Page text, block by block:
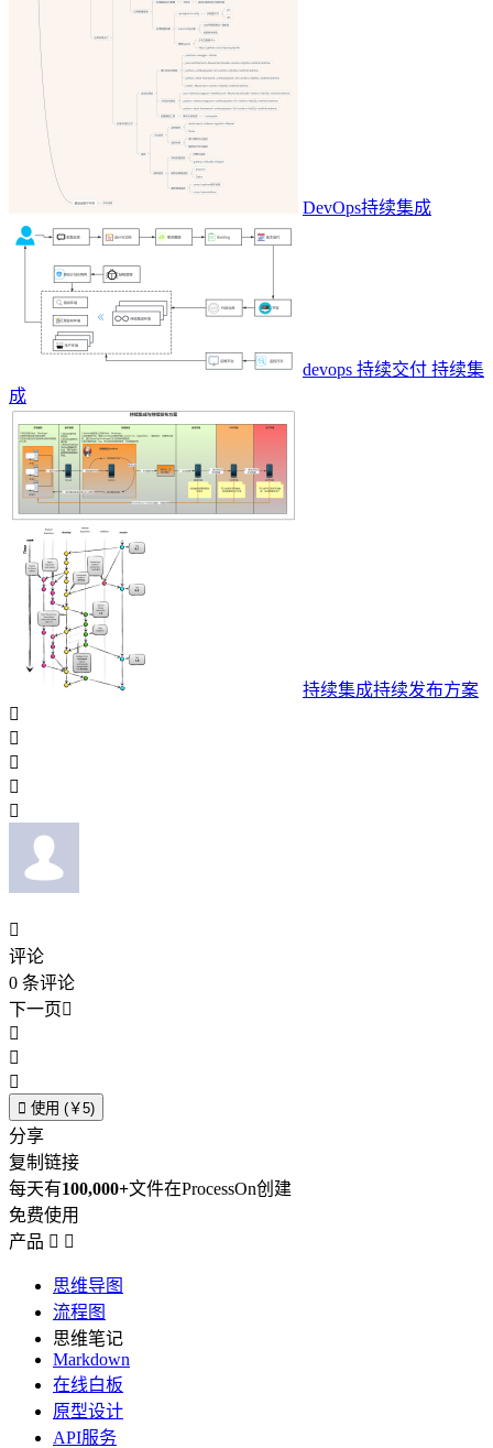
DevOps持续集成
devops 持续交付 持续集
成
持续集成持续发布方案






评论
0 条评论
下一页



 使用 (￥5)
分享
复制链接
每天有100,000+文件在ProcessOn创建
免费使用
产品  
思维导图
流程图
思维笔记
Markdown
在线白板
原型设计
API服务